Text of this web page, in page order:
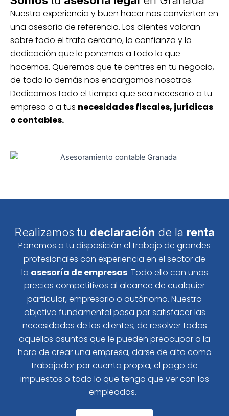
Nuestra experiencia y buen hacer nos convierten en
una asesoría de referencia. Los clientes valoran
sobre todo el trato cercano, la confianza y la
dedicación que le ponemos a todo lo que
hacemos. Queremos que te centres en tu negocio,
de todo lo demás nos encargamos nosotros.
Dedicamos todo el tiempo que sea necesario a tu
empresa o a tus necesidades fiscales, jurídicas
o contables.
Realizamos tu declaración de la renta
Ponemos a tu disposición el trabajo de grandes
profesionales con experiencia en el sector de
la asesoría de empresas. Todo ello con unos
precios competitivos al alcance de cualquier
particular, empresario o autónomo. Nuestro
objetivo fundamental pasa por satisfacer las
necesidades de los clientes, de resolver todos
aquellos asuntos que le pueden preocupar a la
hora de crear una empresa, darse de alta como
trabajador por cuenta propia, el pago de
impuestos o todo lo que tenga que ver con los
empleados.